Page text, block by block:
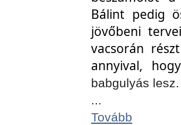
Bálint pedig
jövőbeni
vacsorán
annyival,
babgulyás
...
Tovább